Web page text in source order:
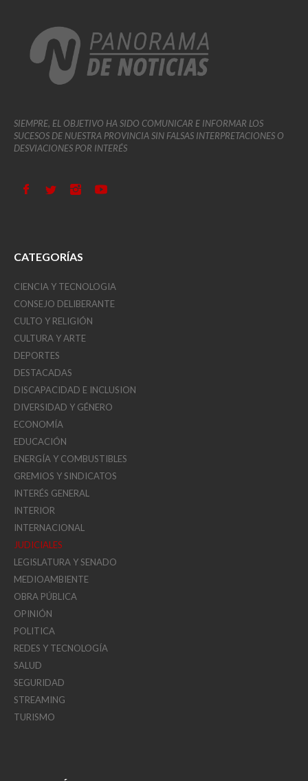
SIEMPRE, EL OBJETIVO HA SIDO COMUNICAR E INFORMAR LOS
SUCESOS DE NUESTRA PROVINCIA SIN FALSAS INTERPRETACIONES O
DESVIACIONES POR INTERÉS
CATEGORÍAS
CIENCIA Y TECNOLOGIA
CONSEJO DELIBERANTE
CULTO Y RELIGIÓN
CULTURA Y ARTE
DEPORTES
DESTACADAS
DISCAPACIDAD E INCLUSION
DIVERSIDAD Y GÉNERO
ECONOMÍA
EDUCACIÓN
ENERGÍA Y COMBUSTIBLES
GREMIOS Y SINDICATOS
INTERÉS GENERAL
INTERIOR
INTERNACIONAL
JUDICIALES
LEGISLATURA Y SENADO
MEDIOAMBIENTE
OBRA PÚBLICA
OPINIÓN
POLITICA
REDES Y TECNOLOGÍA
SALUD
SEGURIDAD
STREAMING
TURISMO